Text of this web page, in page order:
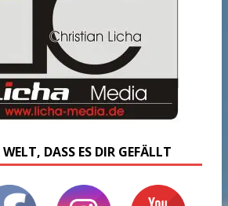
WELT, DASS ES DIR GEFÄLLT